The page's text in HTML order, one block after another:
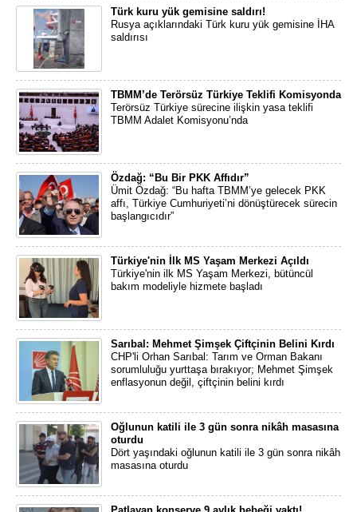
Türk kuru yük gemisine saldırı!
Rusya açıklarındaki Türk kuru yük gemisine İHA
saldırısı
TBMM’de Terörsüz Türkiye Teklifi Komisyonda
Terörsüz Türkiye sürecine ilişkin yasa teklifi
TBMM Adalet Komisyonu’nda
Özdağ: “Bu Bir PKK Affıdır”
Ümit Özdağ: “Bu hafta TBMM’ye gelecek PKK
affı, Türkiye Cumhuriyeti’ni dönüştürecek sürecin
başlangıcıdır”
Türkiye'nin İlk MS Yaşam Merkezi Açıldı
Türkiye'nin ilk MS Yaşam Merkezi, bütüncül
bakım modeliyle hizmete başladı
Sarıbal: Mehmet Şimşek Çiftçinin Belini Kırdı
CHP'li Orhan Sarıbal: Tarım ve Orman Bakanı
sorumluluğu yurttaşa bırakıyor; Mehmet Şimşek
enflasyonun değil, çiftçinin belini kırdı
Oğlunun katili ile 3 gün sonra nikâh masasına
oturdu
Dört yaşındaki oğlunun katili ile 3 gün sonra nikâh
masasına oturdu